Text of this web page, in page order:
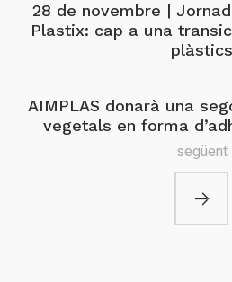
28 de novembre |
Plastix: cap a una
plàstics
AIMPLAS donarà una
vegetals en forma
següent